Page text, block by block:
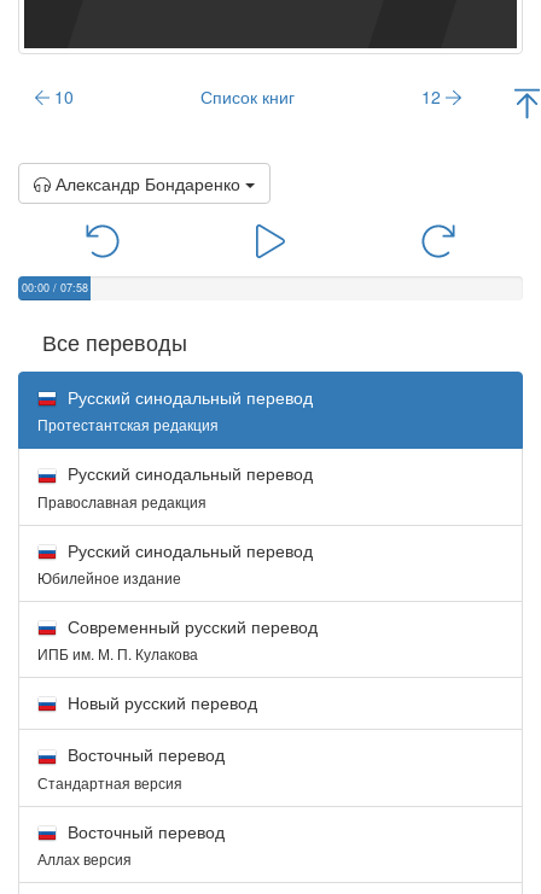
10 Список книг 12
Александр Бондаренко
00:00 / 07:58
Все переводы
Русский синодальный перевод
Протестантская редакция
Русский синодальный перевод
Православная редакция
Русский синодальный перевод
Юбилейное издание
Современный русский перевод
ИПБ им. М. П. Кулакова
Новый русский перевод
Восточный перевод
Стандартная версия
Восточный перевод
Аллах версия